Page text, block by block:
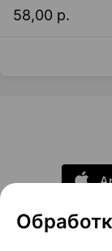
58,00 р.